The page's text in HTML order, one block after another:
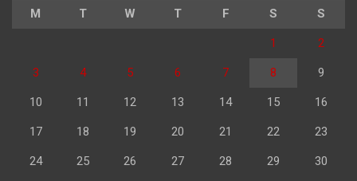
M T W T F S S
1 2
3 4 5 6 7 8 9
10 11 12 13 14 15 16
17 18 19 20 21 22 23
24 25 26 27 28 29 30